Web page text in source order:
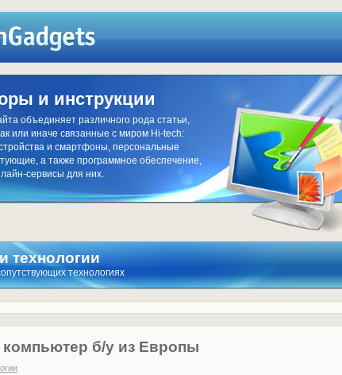
и инструкции
объединяет различного рода статьи,
или иначе связанные с миром Hi-tech:
и смартфоны, персональные
а также программное обеспечение,
сервисы для них.
технологии
технологиях
б/у из Европы